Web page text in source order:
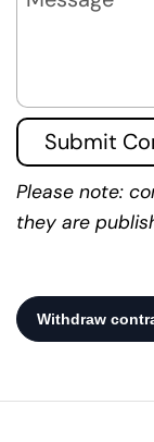
Submit
Please note:
they are